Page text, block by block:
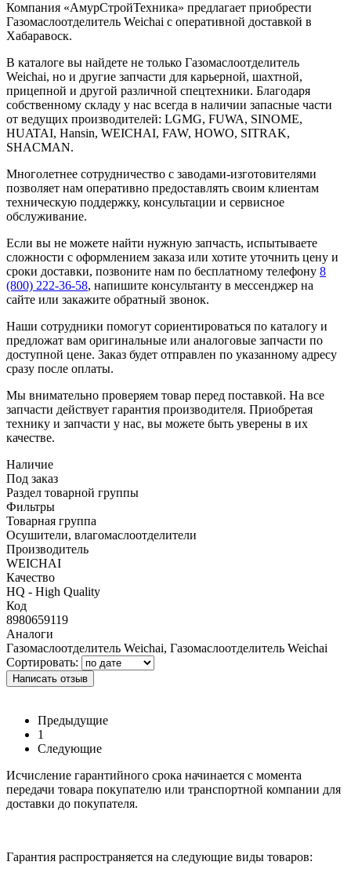
Компания «АмурСтройТехника» предлагает приобрести
Газомаслоотделитель Weichai с оперативной доставкой в
Хабаравоск.
В каталоге вы найдете не только Газомаслоотделитель
Weichai, но и другие запчасти для карьерной, шахтной,
прицепной и другой различной спецтехники. Благодаря
собственному складу у нас всегда в наличии запасные части
от ведущих производителей: LGMG, FUWA, SINOME,
HUATAI, Hansin, WEICHAI, FAW, HOWO, SITRAK,
SHACMAN.
Многолетнее сотрудничество с заводами-изготовителями
позволяет нам оперативно предоставлять своим клиентам
техническую поддержку, консультации и сервисное
обслуживание.
Если вы не можете найти нужную запчасть, испытываете
сложности с оформлением заказа или хотите уточнить цену и
сроки доставки, позвоните нам по бесплатному телефону 8
(800) 222-36-58, напишите консультанту в мессенджер на
сайте или закажите обратный звонок.
Наши сотрудники помогут сориентироваться по каталогу и
предложат вам оригинальные или аналоговые запчасти по
доступной цене. Заказ будет отправлен по указанному адресу
сразу после оплаты.
Мы внимательно проверяем товар перед поставкой. На все
запчасти действует гарантия производителя. Приобретая
технику и запчасти у нас, вы можете быть уверены в их
качестве.
Наличие
Под заказ
Раздел товарной группы
Фильтры
Товарная группа
Осушители, влагомаслоотделители
Производитель
WEICHAI
Качество
HQ - High Quality
Код
8980659119
Аналоги
Газомаслоотделитель Weichai, Газомаслоотделитель Weichai
Сортировать:
Написать отзыв
Предыдущие
1
Следующие
Исчисление гарантийного срока начинается с момента
передачи товара покупателю или транспортной компании для
доставки до покупателя.
Гарантия распространяется на следующие виды товаров: